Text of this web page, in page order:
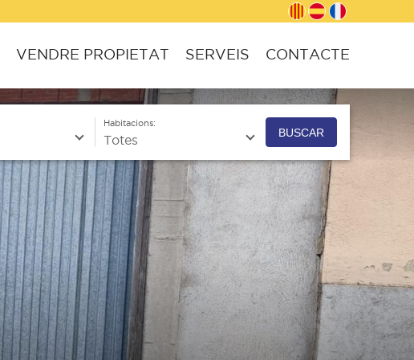
VENDRE PROPIETAT SERVEIS CONTACTE
Habitacions:
BUSCAR